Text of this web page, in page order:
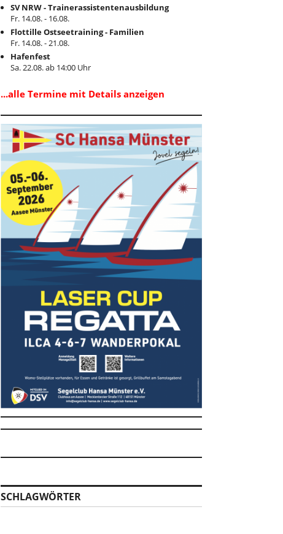
SV NRW - Trainerassistentenausbildung
Fr. 14.08. - 16.08.
Flottille Ostseetraining - Familien
Fr. 14.08. - 21.08.
Hafenfest
Sa. 22.08. ab 14:00 Uhr
...alle Termine mit Details anzeigen
SCHLAGWÖRTER